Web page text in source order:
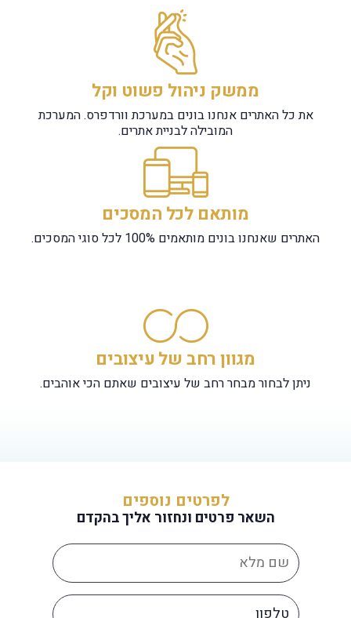
ממשק ניהול פשוט וקל
את כל האתרים אנחנו בונים במערכת וורדפרס. המערכת
המובילה לבניית אתרים.
מותאם לכל המסכים
האתרים שאנחנו בונים מותאמים 100% לכל סוגי המסכים.
מגוון רחב של עיצובים
ניתן לבחור מבחר רחב של עיצובים שאתם הכי אוהבים.
לפרטים נוספים
השאר פרטים ונחזור אליך בהקדם